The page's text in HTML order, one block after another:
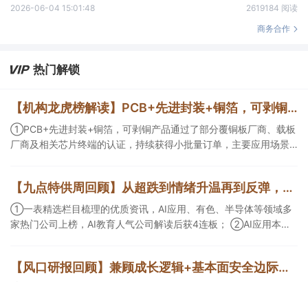
2026-06-04 15:01:48
2619184 阅读
商务合作
热门解锁
【机构龙虎榜解读】PCB+先进封装+铜箔，可剥铜产品通过了部分覆铜板厂商、载板厂商及相关芯片终端的认证，持续获得小批量订单，主要应用场景包括芯片封装光模块用PCB，机构大额净买入这家公司
①PCB+先进封装+铜箔，可剥铜产品通过了部分覆铜板厂商、载板
厂商及相关芯片终端的认证，持续获得小批量订单，主要应用场景
等方面具有丰富经验，具备承接细胞与基因治疗产品商业化受托生
产的合规资质，这家公司获净买入。
【九点特供周回顾】从超跌到情绪升温再到反弹，栏目梳理AI应用题材逻辑，AI教育人气公司解读后获4连板
①一表精选栏目梳理的优质资讯，AI应用、有色、半导体等领域多
家热门公司上榜，AI教育人气公司解读后获4连板； ②AI应用本周
角前瞻产业供需情况，提及2家核心公司双双涨停。
【风口研报回顾】兼顾成长逻辑+基本面安全边际！王牌自营前瞻覆盖“pcb+MLCC+电子布”，梳理AI产业链优质标的“深坑起跳”